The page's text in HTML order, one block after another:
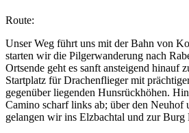
Route:
Unser Weg führt uns mit der Bahn von
starten wir die Pilgerwanderung nach
Ortsende geht es sanft ansteigend hinauf
Startplatz für Drachenflieger mit
gegenüber liegenden Hunsrückhöhen.
Camino scharf links ab; über den Neuhof
gelangen wir ins Elzbachtal und zur Burg